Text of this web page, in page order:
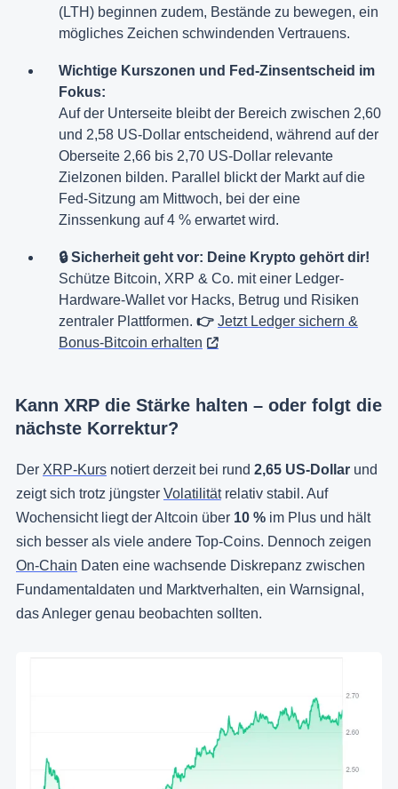
(LTH) beginnen zudem, Bestände zu bewegen, ein
mögliches Zeichen schwindenden Vertrauens.
Wichtige Kurszonen und Fed-Zinsentscheid im
Fokus:
Auf der Unterseite bleibt der Bereich zwischen 2,60
und 2,58 US-Dollar entscheidend, während auf der
Oberseite 2,66 bis 2,70 US-Dollar relevante
Zielzonen bilden. Parallel blickt der Markt auf die
Fed-Sitzung am Mittwoch, bei der eine
Zinssenkung auf 4 % erwartet wird.
🔒 Sicherheit geht vor: Deine Krypto gehört dir!
Schütze Bitcoin, XRP & Co. mit einer Ledger-
Hardware-Wallet vor Hacks, Betrug und Risiken
zentraler Plattformen. 👉 Jetzt Ledger sichern &
Bonus-Bitcoin erhalten
Kann XRP die Stärke halten – oder folgt die
nächste Korrektur?
Der XRP-Kurs notiert derzeit bei rund 2,65 US-Dollar und
zeigt sich trotz jüngster Volatilitätrelativ stabil. Auf
Wochensicht liegt der Altcoin über 10 % im Plus und hält
sich besser als viele andere Top-Coins. Dennoch zeigen
On-Chain Daten eine wachsende Diskrepanz zwischen
Fundamentaldaten und Marktverhalten, ein Warnsignal,
das Anleger genau beobachten sollten.